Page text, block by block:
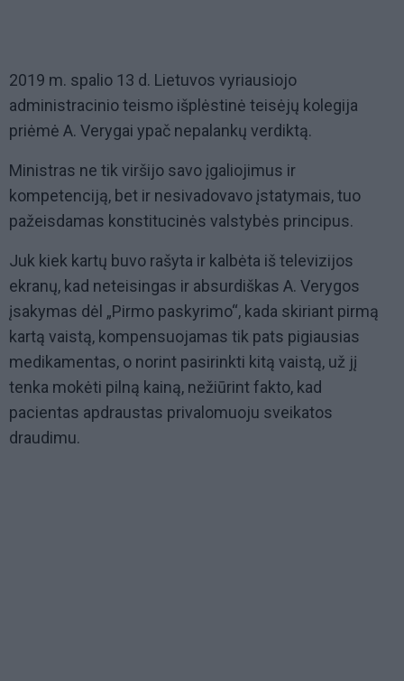
2019 m. spalio 13 d. Lietuvos vyriausiojo
administracinio teismo išplėstinė teisėjų kolegija
priėmė A. Verygai ypač nepalankų verdiktą.
Ministras ne tik viršijo savo įgaliojimus ir
kompetenciją, bet ir nesivadovavo įstatymais, tuo
pažeisdamas konstitucinės valstybės principus.
Juk kiek kartų buvo rašyta ir kalbėta iš televizijos
ekranų, kad neteisingas ir absurdiškas A. Verygos
įsakymas dėl „Pirmo paskyrimo“, kada skiriant pirmą
kartą vaistą, kompensuojamas tik pats pigiausias
medikamentas, o norint pasirinkti kitą vaistą, už jį
tenka mokėti pilną kainą, nežiūrint fakto, kad
pacientas apdraustas privalomuoju sveikatos
draudimu.